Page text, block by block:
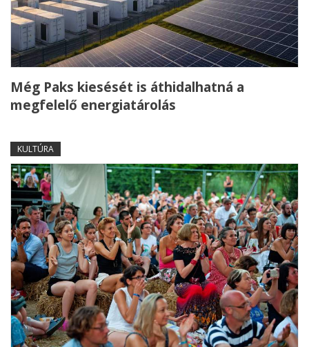
Még Paks kiesését is áthidalhatná a
megfelelő energiatárolás
KULTÚRA